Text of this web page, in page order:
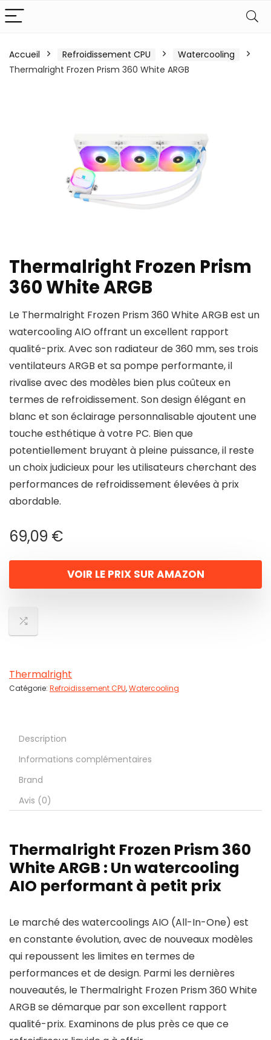
Accueil Refroidissement CPU
Watercooling
Thermalright Frozen Prism 360 White ARGB
Thermalright Frozen Prism
360 White ARGB
Le Thermalright Frozen Prism 360 White ARGB est un
watercooling AIO offrant un excellent rapport
qualité-prix. Avec son radiateur de 360 mm, ses trois
ventilateurs ARGB et sa pompe performante, il
rivalise avec des modèles bien plus coûteux en
termes de refroidissement. Son design élégant en
blanc et son éclairage personnalisable ajoutent une
touche esthétique à votre PC. Bien que
potentiellement bruyant à pleine puissance, il reste
un choix judicieux pour les utilisateurs cherchant des
performances de refroidissement élevées à prix
abordable.
69,09 €
VOIR LE PRIX SUR AMAZON
Thermalright
Catégorie: Refroidissement CPU,Watercooling
Description
Informations complémentaires
Brand
Avis (0)
Thermalright Frozen Prism 360
White ARGB : Un watercooling
AIO performant à petit prix
Le marché des watercoolings AIO (All-In-One) est
en constante évolution, avec de nouveaux modèles
qui repoussent les limites en termes de
performances et de design. Parmi les dernières
nouveautés, le Thermalright Frozen Prism 360 White
ARGB se démarque par son excellent rapport
qualité-prix. Examinons de plus près ce que ce